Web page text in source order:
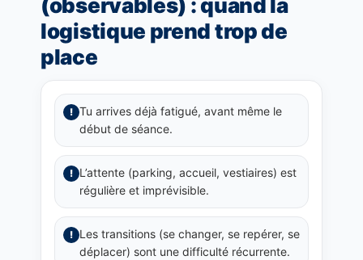
(observables) : quand la
logistique prend trop de
place
! Tu arrives déjà fatigué, avant même le
début de séance.
! L’attente (parking, accueil, vestiaires) est
régulière et imprévisible.
! Les transitions (se changer, se repérer, se
déplacer) sont une difficulté récurrente.